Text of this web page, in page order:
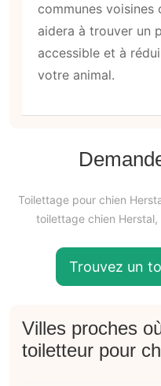
communes voisines
aidera à trouver un
accessible et à
votre animal.
Toilettage pour chien
toilettage chien
Trouvez un
Villes proches
toiletteur pour